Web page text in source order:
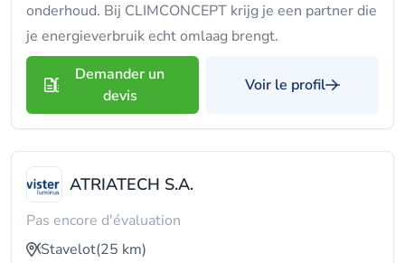
onderhoud. Bij CLIMCONCEPT krijg je een partner die
je energieverbruik echt omlaag brengt.
Demander un
devis
Voir le profil
ATRIATECH S.A.
Pas encore d'évaluation
Stavelot(25 km)